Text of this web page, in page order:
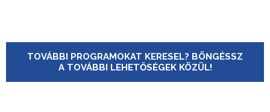
TOVÁBBI PROGRAMOKAT KERESEL? BÖNGÉSSZ
A TOVÁBBI LEHETŐSÉGEK KÖZÜL!